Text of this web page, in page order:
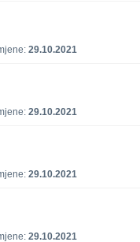
29.10.2021
29.10.2021
29.10.2021
29.10.2021